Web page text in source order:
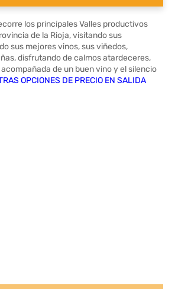
los principales Valles productivos
de la Rioja, visitando sus
sus mejores vinos, sus viñedos,
disfrutando de calmos atardeceres,
de un buen vino y el silencio
OPCIONES DE PRECIO EN SALIDA